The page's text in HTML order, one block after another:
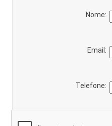
Nome:
Email:
Telefone: